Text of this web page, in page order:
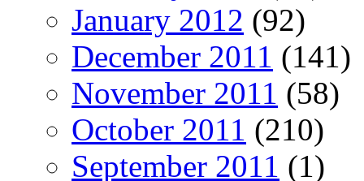
January 2012 (92)
December 2011 (141)
November 2011 (58)
October 2011 (210)
September 2011 (1)